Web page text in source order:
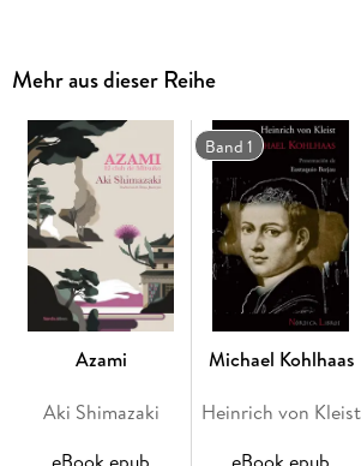
Los veintisiete textos que reunimos aquí
1967 y 2006, de manera que nos ayudan
diferentes intereses de Handke a lo largo
vida. Como señala Cecilia Dreymüller es
prólogo, "La lucha contra los tópicos
trilladas es omnipresente. [. . .] En todos
percibe un decidido rasgo combativo.
reivindicaciones de escritores ignorados
para los que encuentra editoriales, y
reconocimiento merecido".
"La literatura alemana es inconcebible
Mehr aus dieser Reihe
Azami
Aki Shimazaki
Band 1
Michael Kohlhaas
Heinrich von Kleist